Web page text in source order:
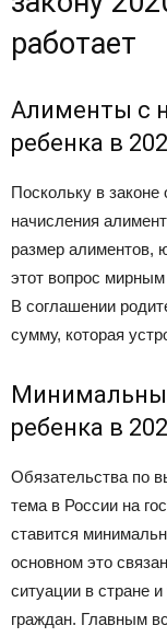
работает
Алименты с
ребенка в
Поскольку в законе
начисления
размер алиментов,
этот вопрос
В соглашении
сумму, которая
ребенка в
Обязательства по
тема в России на
ставится
основном это
ситуации в стране
граждан. Главным